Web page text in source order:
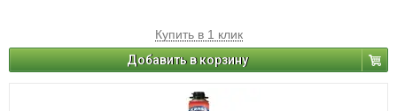
Купить в 1 клик
Добавить в корзину